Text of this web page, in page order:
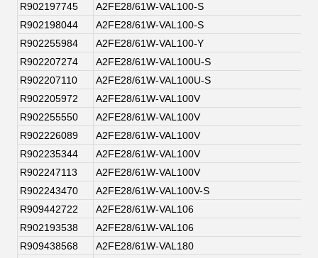
R902197745
A2FE28/61W-VAL100-S
R902198044
A2FE28/61W-VAL100-S
R902255984
A2FE28/61W-VAL100-Y
R902207274
A2FE28/61W-VAL100U-S
R902207110
A2FE28/61W-VAL100U-S
R902205972
A2FE28/61W-VAL100V
R902255550
A2FE28/61W-VAL100V
R902226089
A2FE28/61W-VAL100V
R902235344
A2FE28/61W-VAL100V
R902247113
A2FE28/61W-VAL100V
R902243470
A2FE28/61W-VAL100V-S
R909442722
A2FE28/61W-VAL106
R902193538
A2FE28/61W-VAL106
R909438568
A2FE28/61W-VAL180